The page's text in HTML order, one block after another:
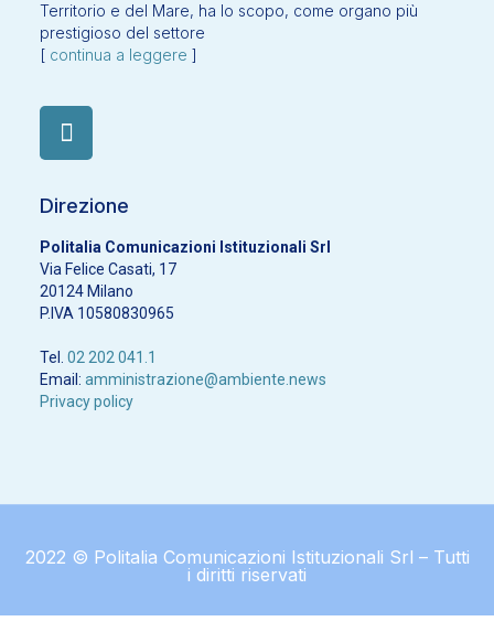
Territorio e del Mare, ha lo scopo, come organo più
prestigioso del settore
[ continua a leggere ]
Direzione
Politalia Comunicazioni Istituzionali Srl
Via Felice Casati, 17
20124 Milano
P.IVA 10580830965
Tel. 02 202 041.1
Email: amministrazione@ambiente.news
Privacy policy
2022 © Politalia Comunicazioni Istituzionali Srl – Tutti
i diritti riservati